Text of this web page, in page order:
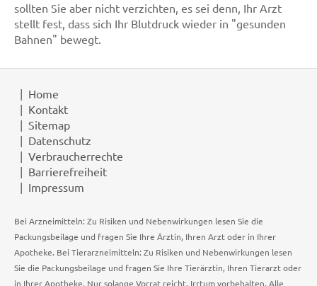
sollten Sie aber nicht verzichten, es sei denn, Ihr Arzt
stellt fest, dass sich Ihr Blutdruck wieder in "gesunden
Bahnen" bewegt.
Home
Kontakt
Sitemap
Datenschutz
Verbraucherrechte
Barrierefreiheit
Impressum
Bei Arzneimitteln: Zu Risiken und Nebenwirkungen lesen Sie die
Packungsbeilage und fragen Sie Ihre Ärztin, Ihren Arzt oder in Ihrer
Apotheke. Bei Tierarzneimitteln: Zu Risiken und Nebenwirkungen lesen
Sie die Packungsbeilage und fragen Sie Ihre Tierärztin, Ihren Tierarzt oder
in Ihrer Apotheke. Nur solange Vorrat reicht. Irrtum vorbehalten. Alle